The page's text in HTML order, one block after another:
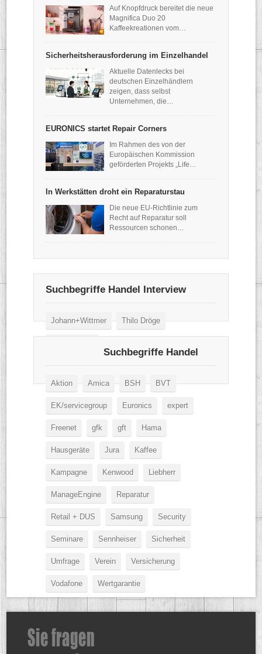
Auf Knopfdruck bereitet die neue
Magnifica Duo 20
Kaffeekreationen vom…
Sicherheitsherausforderung im Einzelhandel
Aktuelle Datenlecks bei
deutschen Einzelhändlern
zeigen, dass selbst
Unternehmen, die…
EURONICS startet Repair Corners
Im Rahmen des von der
Europäischen Kommission
geförderten Projekts „Life…
In Werkstätten droht ein Reparaturstau
Die neue EU-Richtlinie zum
Recht auf Reparatur soll
Ressourcen schonen…
Suchbegriffe Handel Interview
Johann+Wittmer Thilo Dröge
Suchbegriffe Handel
Aktion Amica BSH BVT
EK/servicegroup Euronics expert
Freenet gfk gft Hama
Hausgeräte Jura Kaffee
Kampagne Kenwood Liebherr
ManageEngine Reparatur
Retail + DUS Samsung Security
Seminare Sennheiser Sicherheit
Umfrage Verein Versicherung
Vodafone Wertgarantie